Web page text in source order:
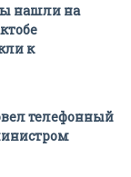
нашли на
к
телефонный